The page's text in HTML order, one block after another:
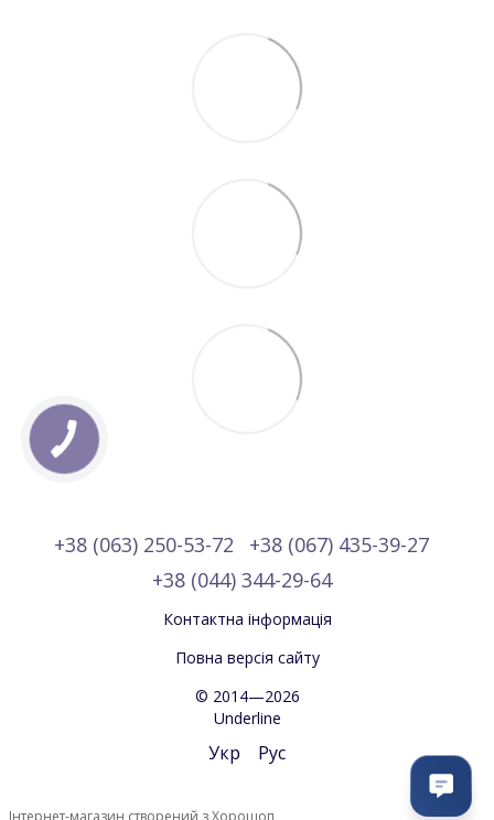
+38 (063) 250-53-72
+38 (067) 435-39-27
+38 (044) 344-29-64
Контактна інформація
Повна версія сайту
© 2014—2026
Underline
Укр Рус
Інтернет-магазин створений з Хорошоп